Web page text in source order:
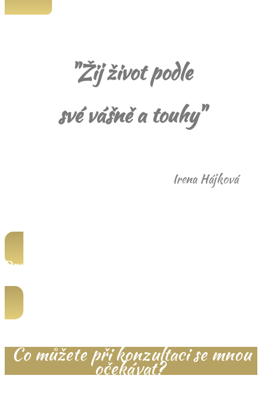
"Žij život podle
své vášně a touhy"
Irena Hájková
Proč bych vám mohla pomoci zrovna
já?
Co můžete při konzultaci se mnou
očekávat?